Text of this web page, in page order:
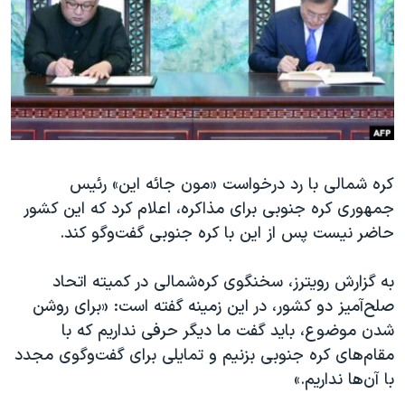
فرهنگ و زندگی
حقوق شهروندی
اقتصادی
علم و فناوری
گالری عکس
آرشیو پخش زنده
مستندها
انتخابات ریاست جمهوری آمریکا ۲۰۲۴
حمله جمهوری اسلامی به اسرائیل
رمز مهسا
اعتراضات زن، زندگی، آزادی
مجموعه مستندهای دادخواهی
تریبونال مردمی آبان ۹۸
دادگاه حمید نوری
چهل سال گروگان‌گیری
قانون شفافیت دارائی کادر رهبری ایران
اعتراضات مردمی آبان ۹۸
دنبال کنید
زبانهای مختلف
کره شمالی با رد درخواست «مون جائه این» رئیس
جمهوری کره جنوبی برای مذاکره، اعلام کرد که این کشور
حاضر نیست پس از این با کره‌ جنوبی گفت‌وگو کند.
به گزارش رویترز، سخنگوی کره‌شمالی در کمیته اتحاد
صلح‌آمیز دو کشور،‌ در این زمینه گفته است: «برای روشن
شدن موضوع، باید گفت ما دیگر حرفی نداریم که با
مقام‌های کره جنوبی بزنیم و تمایلی برای گفت‌وگوی مجدد
با آن‌ها نداریم.»